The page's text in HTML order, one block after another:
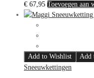
€ 67,95 Toevoegen aan
Add to Wishlist
Add
Sneeuwkettingen